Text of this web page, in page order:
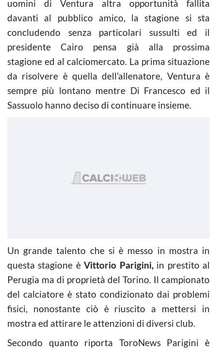
uomini di Ventura altra opportunità fallita
davanti al pubblico amico, la stagione si sta
concludendo senza particolari sussulti ed il
presidente Cairo pensa già alla prossima
stagione ed al calciomercato. La prima situazione
da risolvere è quella dell’allenatore, Ventura è
sempre più lontano mentre Di Francesco ed il
Sassuolo hanno deciso di continuare insieme.
Un grande talento che si è messo in mostra in
questa stagione èVittorio Parigini,in prestito al
Perugia ma di proprietà del Torino. Il campionato
del calciatore è stato condizionato dai problemi
fisici, nonostante ciò è riuscito a mettersi in
mostra ed attirare le attenzioni di diversi club.
Secondo quanto riporta ToroNews Parigini è